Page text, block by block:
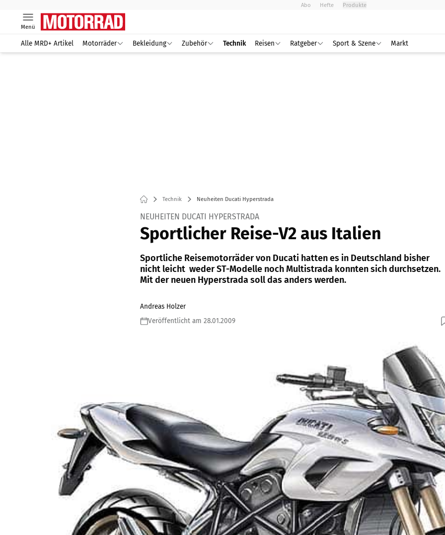
Abo Hefte Produkte
Menü
Alle MRD+ Artikel Motorräder Bekleidung Zubehör Technik Reisen Ratgeber Sport & Szene Markt
Technik Neuheiten Ducati Hyperstrada
NEUHEITEN DUCATI HYPERSTRADA
Sportlicher Reise-V2 aus Italien
Sportliche Reisemotorräder von Ducati hatten es in Deutschland bisher
nicht leicht  weder ST-Modelle noch Multistrada konnten sich durchsetzen.
Mit der neuen Hyperstrada soll das anders werden.
Andreas Holzer
Veröffentlicht am 28.01.2009